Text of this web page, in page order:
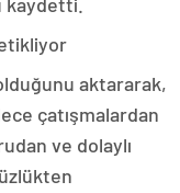
aktararak,
çatışmalardan
ve dolaylı